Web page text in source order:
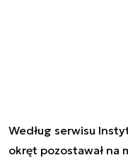
Według serwisu
okręt pozostawał na